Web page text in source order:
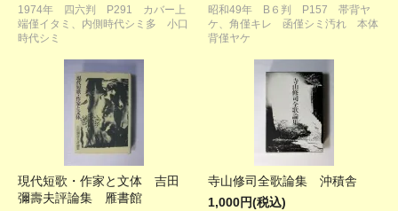
1974年 四六判 P291 カバー上
端僅イタミ、内側時代シミ多 小口
時代シミ
昭和49年 B６判 P157 帯背ヤ
ケ、角僅キレ 函僅シミ汚れ 本体
背僅ヤケ
現代短歌・作家と文体 吉田
彌壽夫評論集 雁書館
寺山修司全歌論集 沖積舎
1,000円(税込)